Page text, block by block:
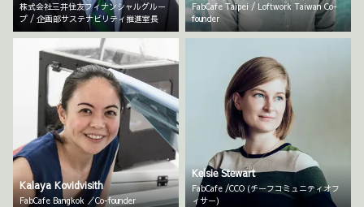
株式会社三井住友フィナンシャルグルー
プ / 企画部サステナビリティ推進室長
FabCafe Taipei / Loftwork Taiwan Co-
founder
Kalaya Kovidvisith
FabCafe Bangkok ／Co-founder
Kelsie Stewart
FabCafe /CCO (チーフコミュニティオフ
ィサー)